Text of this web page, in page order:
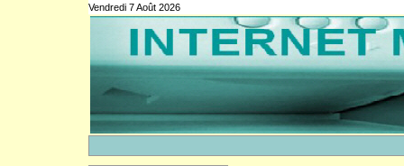
Vendredi 7 Août 2026